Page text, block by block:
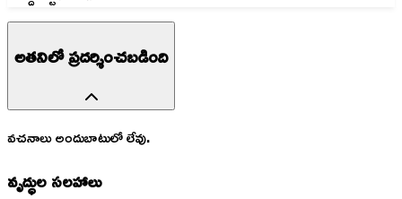
అతనిలో ప్రదర్శించబడింది
వచనాలు అందుబాటులో లేవు.
వృద్ధుల సలహాలు